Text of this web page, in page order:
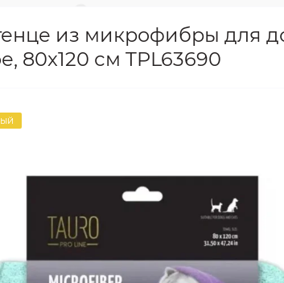
из микрофибры для
80x120 см TPL63690